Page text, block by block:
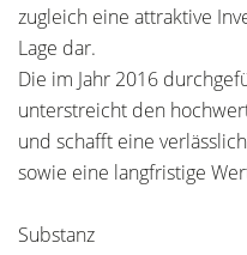
zugleich eine attraktive
Lage dar.
Die im Jahr 2016
unterstreicht den
und schafft eine
sowie eine langfristige
Substanz